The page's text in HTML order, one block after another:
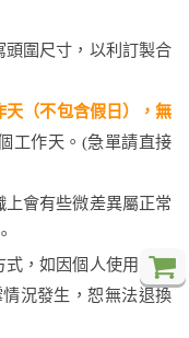
圍尺寸，以利訂製合
天（不包含假日），無
工作天。(急單請直接
會有些微差異屬正常
，如因個人使用方式
況發生，恕無法退換